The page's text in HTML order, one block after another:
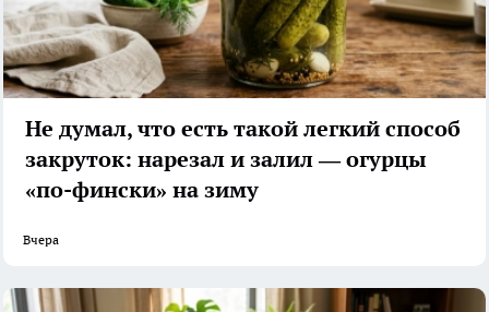
Не думал, что есть такой легкий способ
закруток: нарезал и залил — огурцы
«по-фински» на зиму
Вчера